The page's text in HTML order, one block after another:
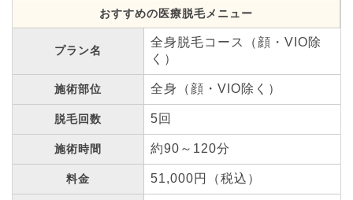
おすすめの医療脱毛メニュー
プラン名
全身脱毛コース（顔・VIO除
く）
施術部位 全身（顔・VIO除く）
脱毛回数 5回
施術時間 約90～120分
料金 51,000円（税込）